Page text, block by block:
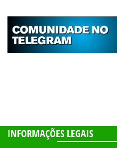
INFORMAÇÕES LEGAIS